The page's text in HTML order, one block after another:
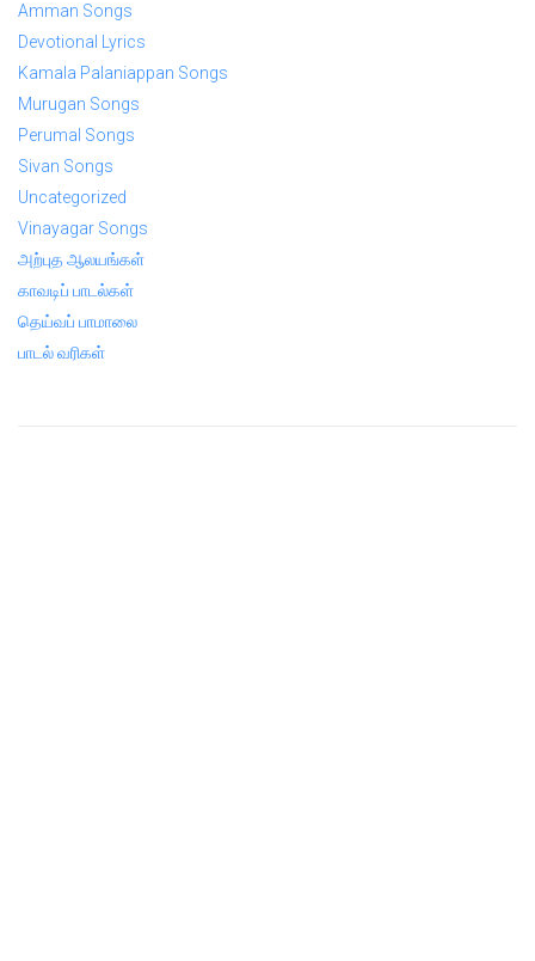
Amman Songs
Devotional Lyrics
Kamala Palaniappan Songs
Murugan Songs
Perumal Songs
Sivan Songs
Uncategorized
Vinayagar Songs
அற்புத ஆலயங்கள்
காவடிப் பாடல்கள்
தெய்வப் பாமாலை
பாடல் வரிகள்